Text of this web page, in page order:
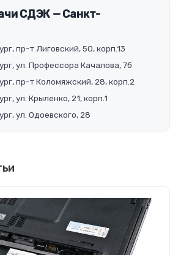
СДЭК — Санкт-
пр-т Лиговский, 50, корп.13
ул. Профессора Качалова, 7б
пр-т Коломяжский, 28, корп.2
ул. Крыленко, 21, корп.1
ул. Одоевского, 28